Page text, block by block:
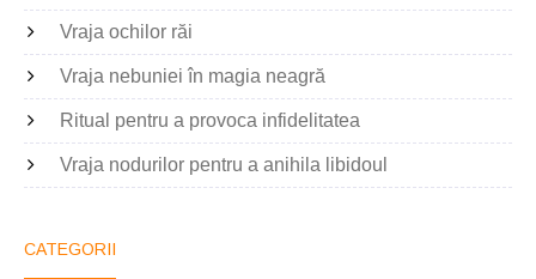
Vraja ochilor răi
Vraja nebuniei în magia neagră
Ritual pentru a provoca infidelitatea
Vraja nodurilor pentru a anihila libidoul
CATEGORII